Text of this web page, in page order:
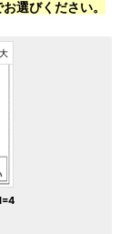
選びください。